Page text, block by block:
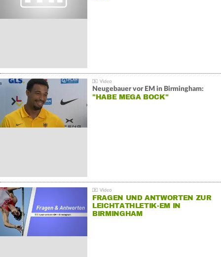
Neugebauer vor EM in Birmingham:
"HABE MEGA BOCK"
FRAGEN UND ANTWORTEN ZUR
LEICHTATHLETIK-EM IN
BIRMINGHAM